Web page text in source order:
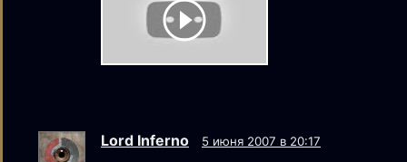
Lord Inferno 5 июня 2007 в 20:17